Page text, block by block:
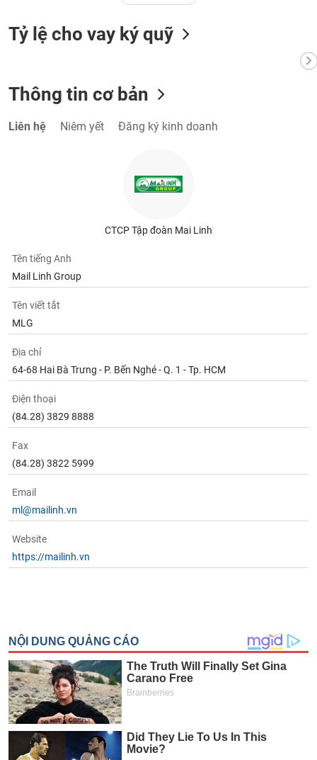
Tỷ lệ cho vay ký quỹ
Thông tin cơ bản
Liên hệ Niêm yết Đăng ký kinh doanh
CTCP Tập đoàn Mai Linh
Tên tiếng Anh
Mail Linh Group
Tên viết tắt
MLG
Địa chỉ
64-68 Hai Bà Trưng - P. Bến Nghé - Q. 1 - Tp. HCM
Điện thoại
(84.28) 3829 8888
Fax
(84.28) 3822 5999
Email
ml@mailinh.vn
Website
https://mailinh.vn